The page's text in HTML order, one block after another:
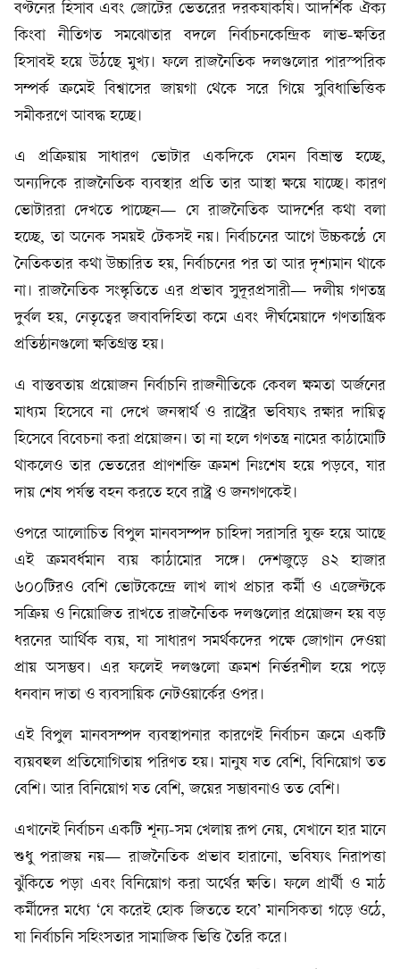
বণ্টনের হিসাব এবং জোটের ভেতরের দরকষাকষি। আদর্শিক ঐক্য
কিংবা নীতিগত সমঝোতার বদলে নির্বাচনকেন্দ্রিক লাভ-ক্ষতির
হিসাবই হয়ে উঠছে মুখ্য। ফলে রাজনৈতিক দলগুলোর পারস্পরিক
সম্পর্ক ক্রমেই বিশ্বাসের জায়গা থেকে সরে গিয়ে সুবিধাভিত্তিক
সমীকরণে আবদ্ধ হচ্ছে।
এ প্রক্রিয়ায় সাধারণ ভোটার একদিকে যেমন বিভ্রান্ত হচ্ছে,
অন্যদিকে রাজনৈতিক ব্যবস্থার প্রতি তার আস্থা ক্ষয়ে যাচ্ছে। কারণ
ভোটাররা দেখতে পাচ্ছেন— যে রাজনৈতিক আদর্শের কথা বলা
হচ্ছে, তা অনেক সময়ই টেকসই নয়। নির্বাচনের আগে উচ্চকণ্ঠে যে
নৈতিকতার কথা উচ্চারিত হয়, নির্বাচনের পর তা আর দৃশ্যমান থাকে
না। রাজনৈতিক সংস্কৃতিতে এর প্রভাব সুদূরপ্রসারী— দলীয় গণতন্ত্র
দুর্বল হয়, নেতৃত্বের জবাবদিহিতা কমে এবং দীর্ঘমেয়াদে গণতান্ত্রিক
প্রতিষ্ঠানগুলো ক্ষতিগ্রস্ত হয়।
এ বাস্তবতায় প্রয়োজন নির্বাচনি রাজনীতিকে কেবল ক্ষমতা অর্জনের
মাধ্যম হিসেবে না দেখে জনস্বার্থ ও রাষ্ট্রের ভবিষ্যৎ রক্ষার দায়িত্ব
হিসেবে বিবেচনা করা প্রয়োজন। তা না হলে গণতন্ত্র নামের কাঠামোটি
থাকলেও তার ভেতরের প্রাণশক্তি ক্রমশ নিঃশেষ হয়ে পড়বে, যার
দায় শেষ পর্যন্ত বহন করতে হবে রাষ্ট্র ও জনগণকেই।
ওপরে আলোচিত বিপুল মানবসম্পদ চাহিদা সরাসরি যুক্ত হয়ে আছে
এই ক্রমবর্ধমান ব্যয় কাঠামোর সঙ্গে। দেশজুড়ে ৪২ হাজার
৬০০টিরও বেশি ভোটকেন্দ্রে লাখ লাখ প্রচার কর্মী ও এজেন্টকে
সক্রিয় ও নিয়োজিত রাখতে রাজনৈতিক দলগুলোর প্রয়োজন হয় বড়
ধরনের আর্থিক ব্যয়, যা সাধারণ সমর্থকদের পক্ষে জোগান দেওয়া
প্রায় অসম্ভব। এর ফলেই দলগুলো ক্রমশ নির্ভরশীল হয়ে পড়ে
ধনবান দাতা ও ব্যবসায়িক নেটওয়ার্কের ওপর।
এই বিপুল মানবসম্পদ ব্যবস্থাপনার কারণেই নির্বাচন ক্রমে একটি
ব্যয়বহুল প্রতিযোগিতায় পরিণত হয়। মানুষ যত বেশি, বিনিয়োগ তত
বেশি। আর বিনিয়োগ যত বেশি, জয়ের সম্ভাবনাও তত বেশি।
এখানেই নির্বাচন একটি শূন্য-সম খেলায় রূপ নেয়, যেখানে হার মানে
শুধু পরাজয় নয়— রাজনৈতিক প্রভাব হারানো, ভবিষ্যৎ নিরাপত্তা
ঝুঁকিতে পড়া এবং বিনিয়োগ করা অর্থের ক্ষতি। ফলে প্রার্থী ও মাঠ
কর্মীদের মধ্যে ‘যে করেই হোক জিততে হবে’ মানসিকতা গড়ে ওঠে,
যা নির্বাচনি সহিংসতার সামাজিক ভিত্তি তৈরি করে।